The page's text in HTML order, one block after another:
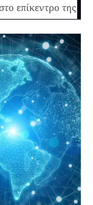
επίκεντρο της